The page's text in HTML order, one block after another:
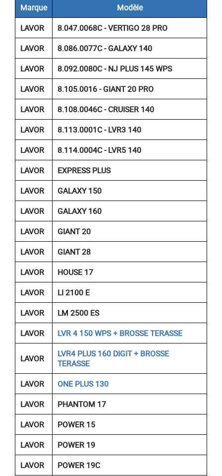
Marque
Modèle
LAVOR
8.047.0068C - VERTIGO 28 PRO
LAVOR
8.086.0077C - GALAXY 140
LAVOR
8.092.0080C - NJ PLUS 145 WPS
LAVOR
8.105.0016 - GIANT 20 PRO
LAVOR
8.108.0046C - CRUISER 140
LAVOR
8.113.0001C - LVR3 140
LAVOR
8.114.0004C - LVR5 140
LAVOR
EXPRESS PLUS
LAVOR
GALAXY 150
LAVOR
GALAXY 160
LAVOR
GIANT 20
LAVOR
GIANT 28
LAVOR
HOUSE 17
LAVOR
LI 2100 E
LAVOR
LM 2500 ES
LAVOR
LVR 4 150 WPS + BROSSE TERASSE
LAVOR
LVR4 PLUS 160 DIGIT + BROSSE
TERASSE
LAVOR
ONE PLUS 130
LAVOR
PHANTOM 17
LAVOR
POWER 15
LAVOR
POWER 19
LAVOR
POWER 19C